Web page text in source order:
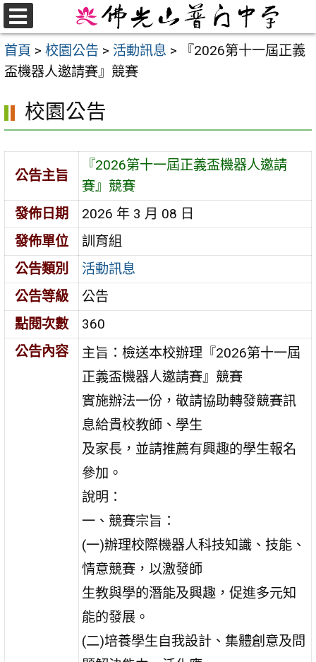
跳
至
主
要
首頁 > 校園公告 > 活動訊息 >
『2026第十一屆正義
盃機器人邀請賽』競賽
校園公告
公告主旨
『2026第十一屆正義盃機器人邀請
賽』競賽
發佈日期
2026 年 3 月 08 日
發佈單位
訓育組
公告類別
活動訊息
公告等級
公告
點閱次數
360
公告內容
主旨：檢送本校辦理『2026第十一屆
正義盃機器人邀請賽』競賽
實施辦法一份，敬請協助轉發競賽訊
息給貴校教師、學生
及家長，並請推薦有興趣的學生報名
參加。
說明：
一、競賽宗旨：
(一)辦理校際機器人科技知識、技能、
情意競賽，以激發師
生教與學的潛能及興趣，促進多元知
能的發展。
(二)培養學生自我設計、集體創意及問
選
單